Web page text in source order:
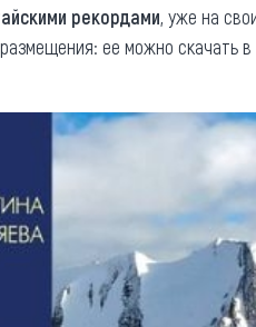
рекордами, уже на
ее можно скачать в